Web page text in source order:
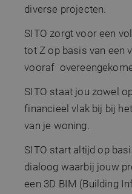
diverse projecten.
SITO zorgt voor een
tot Z op basis van een
vooraf
SITO staat jou zowel
financieel vlak bij bij
van je woning.
SITO start altijd op
dialoog waarbij jouw
een 3D BIM (Building